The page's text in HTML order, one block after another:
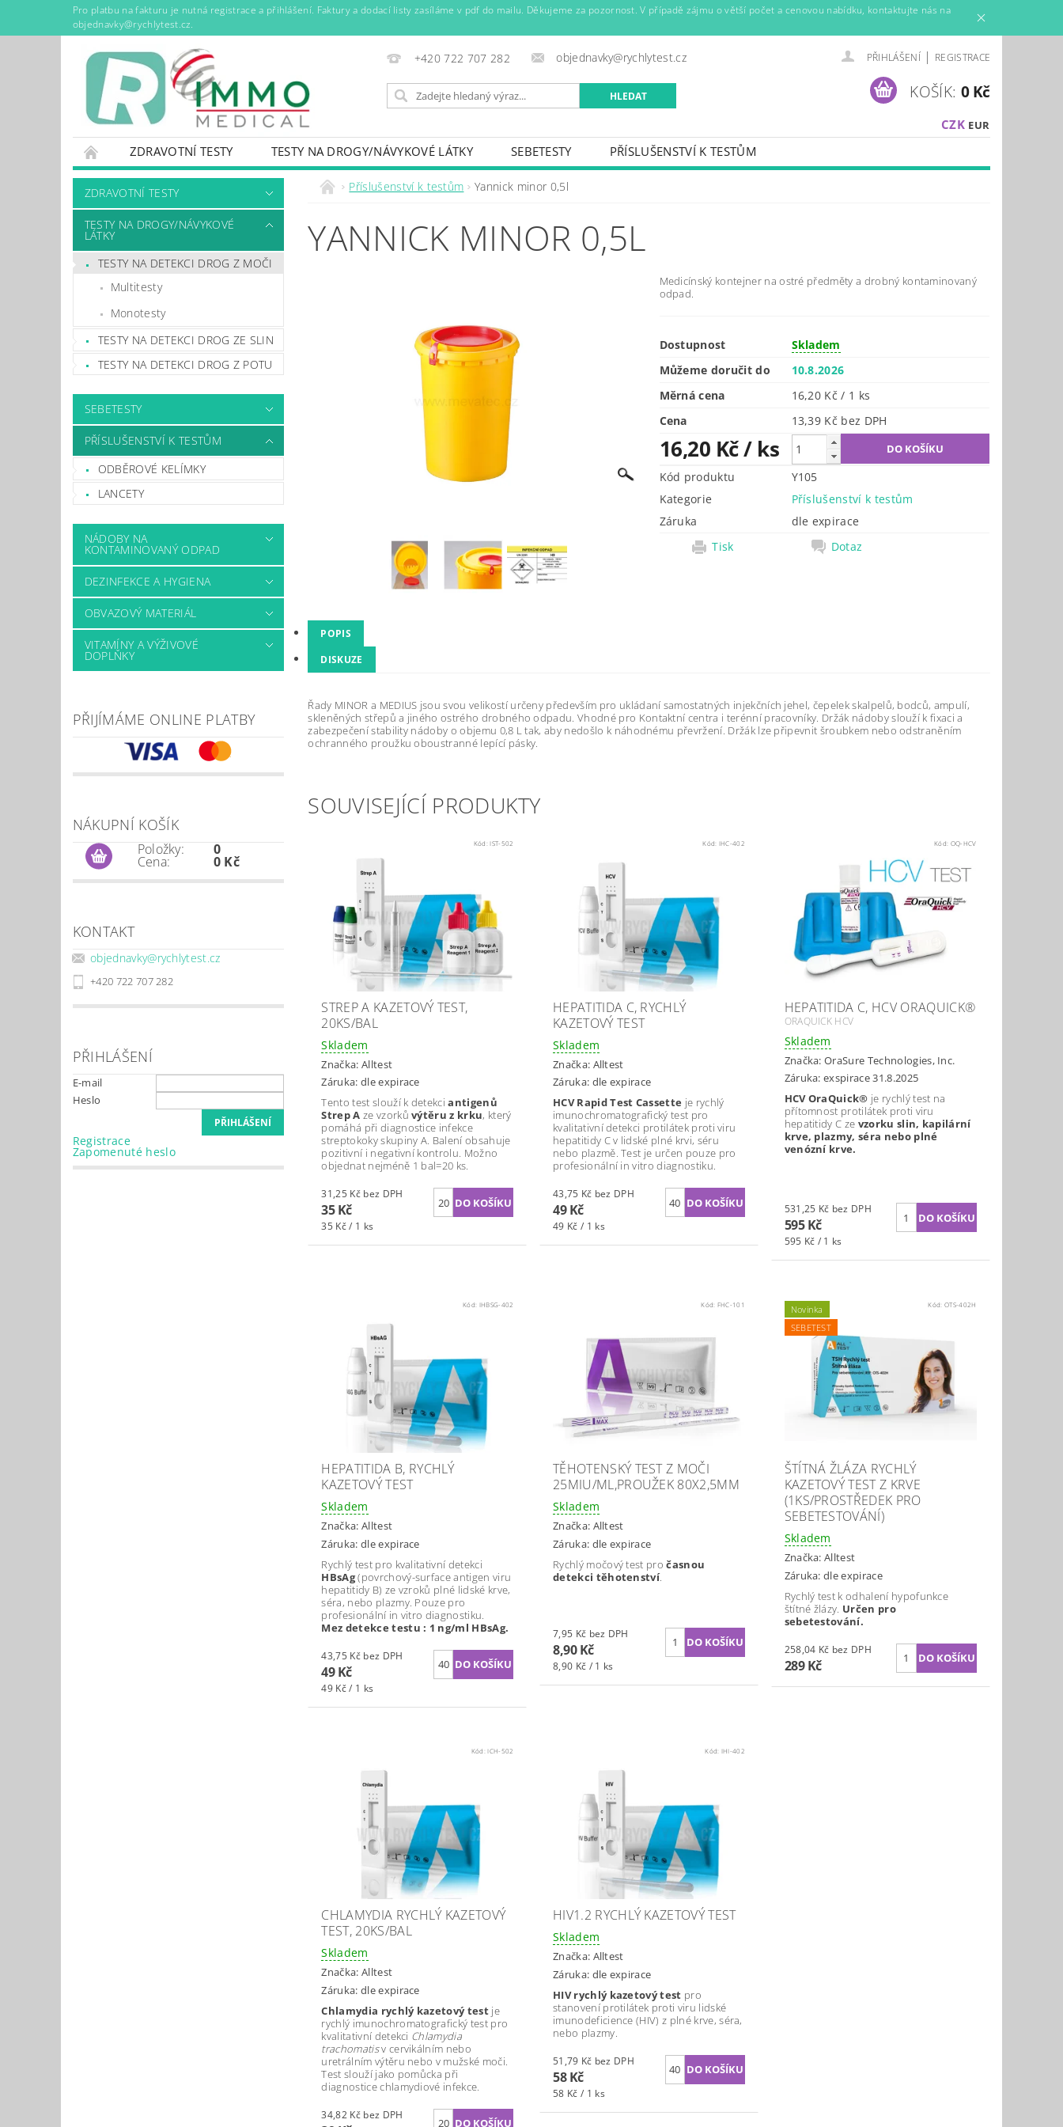
Pro platbu na fakturu je nutná registrace a přihlášení. Faktury a dodací listy zasíláme v pdf do mailu. Děkujeme za pozornost. V případě zájmu o větší počet a cenovou nabídku, kontaktujte nás na
objednavky@rychlytest.cz.
+420 722 707 282 objednavky@rychlytest.cz PŘIHLÁŠENÍ | REGISTRACE
CZK EUR
KOŠÍK: 0 Kč
ZDRAVOTNÍ TESTY TESTY NA DROGY/NÁVYKOVÉ LÁTKY SEBETESTY
PŘÍSLUŠENSTVÍ K TESTŮM
NÁDOBY NA KONTAMINOVANÝ ODPAD
DEZINFEKCE A HYGIENA OBVAZOVÝ MATERIÁL
KONTAKTY
CENÍK DOPRAVY A DOBÍRKY
ZDRAVOTNÍ TESTY
TESTY NA DROGY/NÁVYKOVÉ
LÁTKY
TESTY NA DETEKCI DROG Z MOČI
Multitesty
Monotesty
TESTY NA DETEKCI DROG ZE SLIN
TESTY NA DETEKCI DROG Z POTU
SEBETESTY
PŘÍSLUŠENSTVÍ K TESTŮM
ODBĚROVÉ KELÍMKY
LANCETY
NÁDOBY NA
KONTAMINOVANÝ ODPAD
DEZINFEKCE A HYGIENA
OBVAZOVÝ MATERIÁL
VITAMÍNY A VÝŽIVOVÉ
DOPLŇKY
PŘIJÍMÁME ONLINE PLATBY
NÁKUPNÍ KOŠÍK
Položky:
Cena:
0
0 Kč
KONTAKT
objednavky@rychlytest.cz
+420 722 707 282
PŘIHLÁŠENÍ
E-mail
Heslo
Registrace
Zapomenuté heslo
Příslušenství k testům Yannick minor 0,5l
YANNICK MINOR 0,5L
Medicínský kontejner na ostré předměty a drobný kontaminovaný
odpad.
Dostupnost
Skladem
Můžeme doručit do
10.8.2026
Měrná cena
16,20 Kč / 1 ks
Cena
13,39 Kč bez DPH
16,20 Kč/ ks
Kód produktu
Y105
Kategorie
Příslušenství k testům
Záruka
dle expirace
Tisk
Dotaz
POPIS
DISKUZE
Řady MINOR a MEDIUS jsou svou velikostí určeny především pro ukládaní samostatných injekčních jehel, čepelek skalpelů, bodců, ampulí,
skleněných střepů a jiného ostrého drobného odpadu. Vhodné pro Kontaktní centra i terénní pracovníky. Držák nádoby slouží k fixaci a
zabezpečení stability nádoby o objemu 0,8 L tak, aby nedošlo k náhodnému převržení. Držák lze připevnit šroubkem nebo odstraněním
ochranného proužku oboustranné lepící pásky.
SOUVISEJÍCÍ PRODUKTY
Kód:IST-502
STREP A KAZETOVÝ TEST,
20KS/BAL
Skladem
Značka: Alltest
Záruka: dle expirace
Tento test slouží k detekciantigenů
Strep A ze vzorkůvýtěru z krku, který
pomáhá při diagnostice infekce
streptokoky skupiny A. Balení obsahuje
pozitivní i negativní kontrolu. Možno
objednat nejméně 1 bal=20 ks.
31,25 Kč bez DPH
35 Kč
35 Kč / 1 ks
Kód: IHC-402
HEPATITIDA C, RYCHLÝ
KAZETOVÝ TEST
Skladem
Značka: Alltest
Záruka: dle expirace
HCV Rapid Test Cassette je rychlý
imunochromatografický test pro
kvalitativní detekci protilátek proti viru
hepatitidy C v lidské plné krvi, séru
nebo plazmě. Test je určen pouze pro
profesionální in vitro diagnostiku.
43,75 Kč bez DPH
49 Kč
49 Kč / 1 ks
Kód: OQ-HCV
HEPATITIDA C, HCV ORAQUICK®
ORAQUICK HCV
Skladem
Značka:OraSure Technologies, Inc.
Záruka: exspirace 31.8.2025
HCV OraQuick® je rychlý test na
přítomnost protilátek proti viru
hepatitidy C ze vzorku slin, kapilární
krve, plazmy, séra nebo plné
venózní krve.
531,25 Kč bez DPH
595 Kč
595 Kč / 1 ks
Kód: IHBSG-402
HEPATITIDA B, RYCHLÝ
KAZETOVÝ TEST
Skladem
Značka: Alltest
Záruka: dle expirace
Rychlý test pro kvalitativní detekci
HBsAg(povrchový-surface antigen viru
hepatitidy B) ze vzroků plné lidské krve,
séra, nebo plazmy. Pouze pro
profesionální in vitro diagnostiku.
Mez detekce testu : 1 ng/ml HBsAg.
43,75 Kč bez DPH
49 Kč
49 Kč / 1 ks
Kód: FHC-101
TĚHOTENSKÝ TEST Z MOČI
25MIU/ML,PROUŽEK 80X2,5MM
Skladem
Značka: Alltest
Záruka: dle expirace
Rychlý močový test pročasnou
detekci těhotenství.
7,95 Kč bez DPH
8,90 Kč
8,90 Kč / 1 ks
Novinka
SEBETEST
Kód:OTS-402H
ŠTÍTNÁ ŽLÁZA RYCHLÝ
KAZETOVÝ TEST Z KRVE
(1KS/PROSTŘEDEK PRO
SEBETESTOVÁNÍ)
Skladem
Značka:Alltest
Záruka: dle expirace
Rychlý test k odhalení hypofunkce
štítné žlázy. Určen pro
sebetestování.
258,04 Kč bez DPH
289 Kč
Kód:ICH-502
CHLAMYDIA RYCHLÝ KAZETOVÝ
TEST, 20KS/BAL
Skladem
Značka: Alltest
Záruka: dle expirace
Chlamydia rychlý kazetový test je
rychlý imunochromatografický test pro
kvalitativní detekci Chlamydia
trachomatisv cervikálním nebo
uretrálním výtěru nebo v mužské moči.
Test slouží jako pomůcka při
diagnostice chlamydiové infekce.
34,82 Kč bez DPH
Kód: IHI-402
HIV1.2 RYCHLÝ KAZETOVÝ TEST
Skladem
Značka: Alltest
Záruka: dle expirace
HIV rychlý kazetový test pro
stanovení protilátek proti viru lidské
imunodeficience (HIV) z plné krve, séra,
nebo plazmy.
51,79 Kč bez DPH
58 Kč
58 Kč / 1 ks